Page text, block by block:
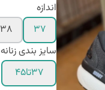
اندازه
37
38
سایز بندی
37تا45